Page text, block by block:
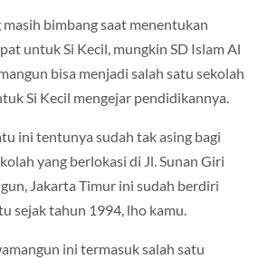
masih bimbang saat menentukan
untuk Si Kecil, mungkin SD Islam Al
bisa menjadi salah satu sekolah
Si Kecil mengejar pendidikannya.
ini tentunya sudah tak asing bagi
yang berlokasi di Jl. Sunan Giri
Jakarta Timur ini sudah berdiri
sejak tahun 1994, lho kamu.
ini termasuk salah satu